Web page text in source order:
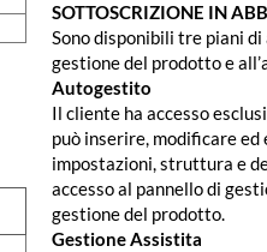
SOTTOSCRIZIONE IN
Sono disponibili tre piani
gestione del prodotto e
Autogestito
Il cliente ha accesso
può inserire, modificare
impostazioni, struttura e
accesso al pannello di
gestione del prodotto.
Gestione Assistita